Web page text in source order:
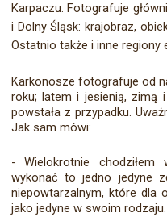
Karpaczu. Fotografuje
i Dolny Śląsk: krajobraz,
Ostatnio także i inne regiony
Karkonosze fotografuje od
roku; latem i jesienią, zimą
powstała z przypadku.
Jak sam mówi:
- Wielokrotnie
wykonać to jedno jedyne
niepowtarzalnym, które dla
jako jedyne w swoim rodzaju.